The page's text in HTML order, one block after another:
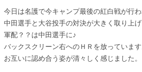
今日は名護で今キャンプ最後の紅白戦が行わ
中田選手と大谷投手の対決が大きく取り上げ
軍配？？は中田選手に♪
バックスクリーン右へのＨＲを放っています
お互いに認め合う姿が清々しく感じました。